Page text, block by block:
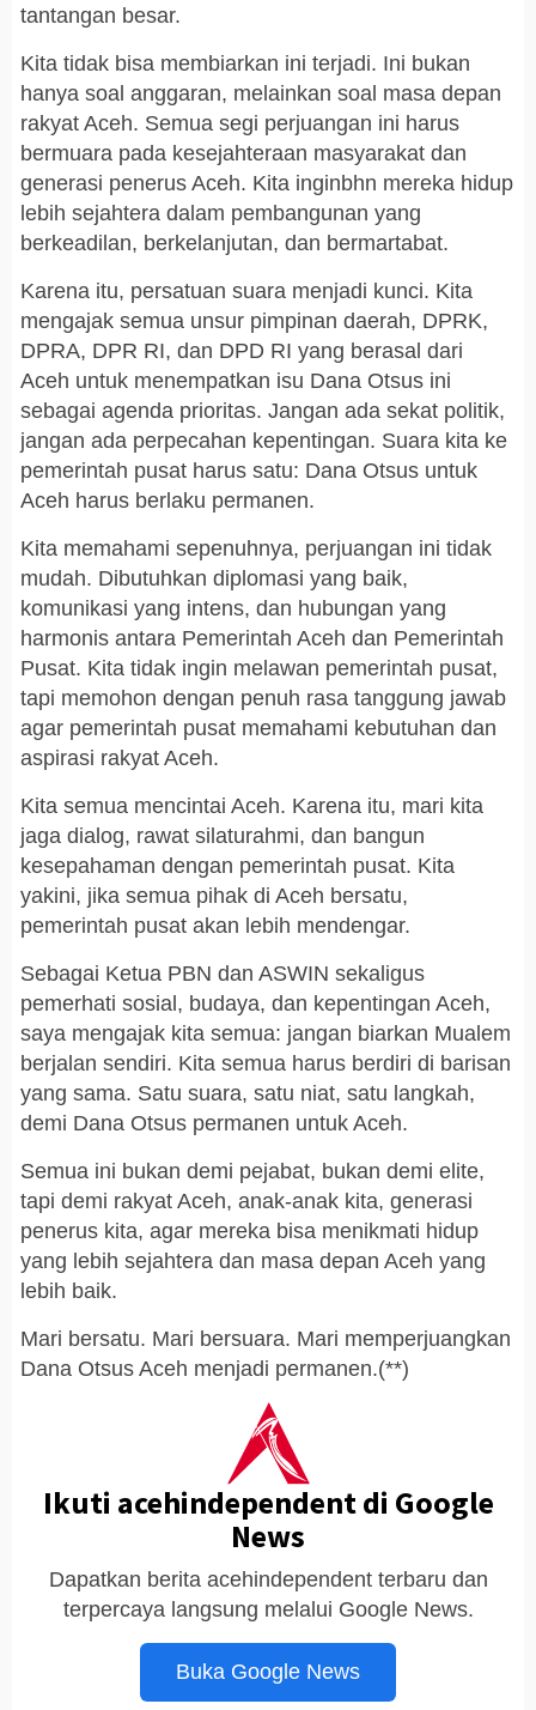
tantangan besar.
Kita tidak bisa membiarkan ini terjadi. Ini bukan
hanya soal anggaran, melainkan soal masa depan
rakyat Aceh. Semua segi perjuangan ini harus
bermuara pada kesejahteraan masyarakat dan
generasi penerus Aceh. Kita inginbhn mereka hidup
lebih sejahtera dalam pembangunan yang
berkeadilan, berkelanjutan, dan bermartabat.
Karena itu, persatuan suara menjadi kunci. Kita
mengajak semua unsur pimpinan daerah, DPRK,
DPRA, DPR RI, dan DPD RI yang berasal dari
Aceh untuk menempatkan isu Dana Otsus ini
sebagai agenda prioritas. Jangan ada sekat politik,
jangan ada perpecahan kepentingan. Suara kita ke
pemerintah pusat harus satu: Dana Otsus untuk
Aceh harus berlaku permanen.
Kita memahami sepenuhnya, perjuangan ini tidak
mudah. Dibutuhkan diplomasi yang baik,
komunikasi yang intens, dan hubungan yang
harmonis antara Pemerintah Aceh dan Pemerintah
Pusat. Kita tidak ingin melawan pemerintah pusat,
tapi memohon dengan penuh rasa tanggung jawab
agar pemerintah pusat memahami kebutuhan dan
aspirasi rakyat Aceh.
Kita semua mencintai Aceh. Karena itu, mari kita
jaga dialog, rawat silaturahmi, dan bangun
kesepahaman dengan pemerintah pusat. Kita
yakini, jika semua pihak di Aceh bersatu,
pemerintah pusat akan lebih mendengar.
Sebagai Ketua PBN dan ASWIN sekaligus
pemerhati sosial, budaya, dan kepentingan Aceh,
saya mengajak kita semua: jangan biarkan Mualem
berjalan sendiri. Kita semua harus berdiri di barisan
yang sama. Satu suara, satu niat, satu langkah,
demi Dana Otsus permanen untuk Aceh.
Semua ini bukan demi pejabat, bukan demi elite,
tapi demi rakyat Aceh, anak-anak kita, generasi
penerus kita, agar mereka bisa menikmati hidup
yang lebih sejahtera dan masa depan Aceh yang
lebih baik.
Mari bersatu. Mari bersuara. Mari memperjuangkan
Dana Otsus Aceh menjadi permanen.(**)
Ikuti acehindependent di Google
News
Dapatkan berita acehindependent terbaru dan
terpercaya langsung melalui Google News.
Buka Google News